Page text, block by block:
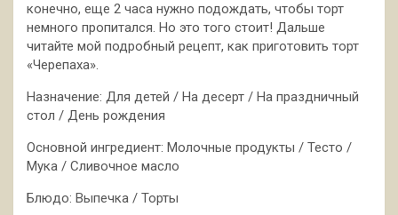
конечно, еще 2 часа нужно подождать, чтобы торт
немного пропитался. Но это того стоит! Дальше
читайте мой подробный рецепт, как приготовить торт
«Черепаха».
Назначение: Для детей / На десерт / На праздничный
стол / День рождения
Основной ингредиент: Молочные продукты / Тесто /
Мука / Сливочное масло
Блюдо: Выпечка / Торты